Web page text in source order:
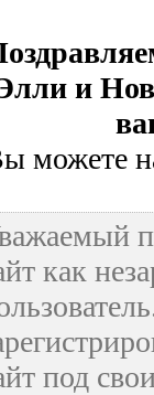
и
можете
как
под